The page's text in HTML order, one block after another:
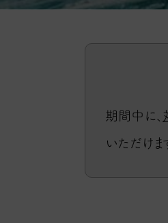
期間中に、
いただけま